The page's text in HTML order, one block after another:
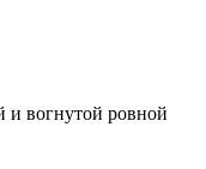
и вогнутой ровной